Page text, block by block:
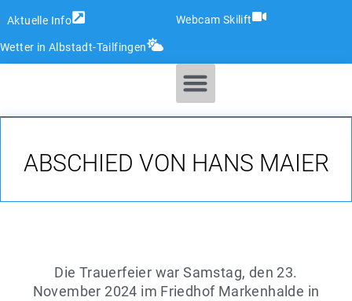
Aktuelle Info Webcam Skilift
Wetter in Albstadt-Tailfingen
ABSCHIED VON HANS MAIER
Die Trauerfeier war Samstag, den 23.
November 2024 im Friedhof Markenhalde in